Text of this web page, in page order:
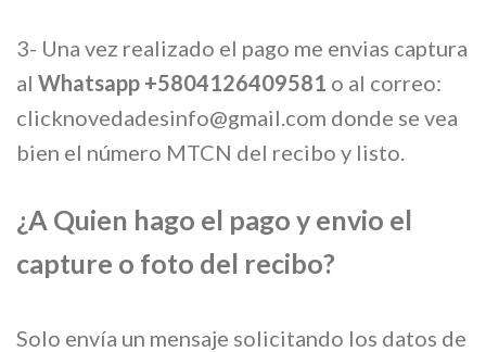
3- Una vez realizado el pago me envias captura
al Whatsapp +5804126409581 o al correo:
clicknovedadesinfo@gmail.com donde se vea
bien el número MTCN del recibo y listo.
¿A Quien hago el pago y envio el
capture o foto del recibo?
Solo envía un mensaje solicitando los datos de